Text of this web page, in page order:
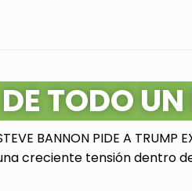
DE TODO
BANNON PIDE A
creciente tensión dentro